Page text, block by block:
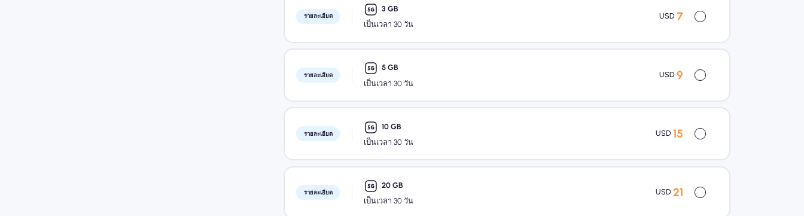
รายละเอียด
3 GB
เป็นเวลา 30 วัน
USD 7
รายละเอียด
5 GB
เป็นเวลา 30 วัน
USD 9
รายละเอียด
10 GB
เป็นเวลา 30 วัน
USD 15
รายละเอียด
20 GB
เป็นเวลา 30 วัน
USD 21